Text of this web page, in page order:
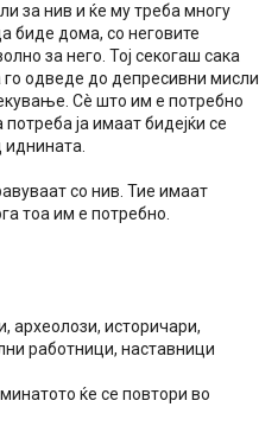
за нив и ќе му треба многу
биде дома, со неговите
за него. Тој секогаш сака
одведе до депресивни мисли
Сè што им е потребно
ја имаат бидејќи се
со нив. Тие имаат
тоа им е потребно.
археолози, историчари,
работници, наставници
ќе се повтори во